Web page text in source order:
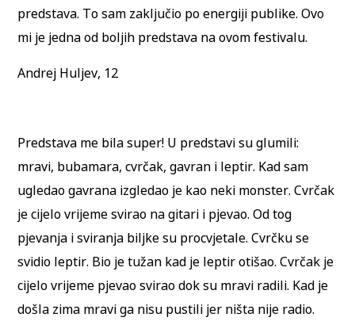
predstava. To sam zaključio po energiji publike. Ovo
mi je jedna od boljih predstava na ovom festivalu.
Andrej Huljev, 12
Predstava me bila super! U predstavi su glumili:
mravi, bubamara, cvrčak, gavran i leptir. Kad sam
ugledao gavrana izgledao je kao neki monster. Cvrčak
je cijelo vrijeme svirao na gitari i pjevao. Od tog
pjevanja i sviranja biljke su procvjetale. Cvrčku se
svidio leptir. Bio je tužan kad je leptir otišao. Cvrčak je
cijelo vrijeme pjevao svirao dok su mravi radili. Kad je
došla zima mravi ga nisu pustili jer ništa nije radio.